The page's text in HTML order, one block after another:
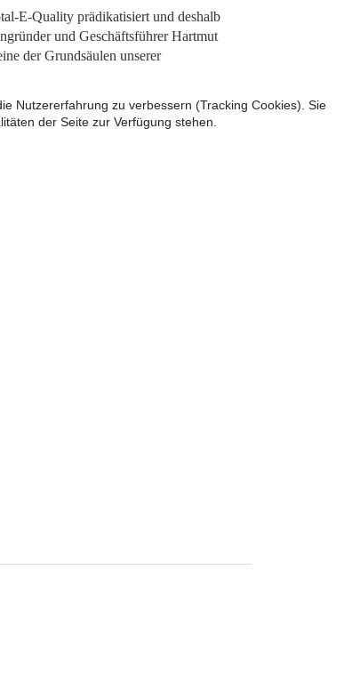
E-Quality prädikatisiert und deshalb
und Geschäftsführer Hartmut
der Grundsäulen unserer
Nutzererfahrung zu verbessern (Tracking Cookies). Sie
der Seite zur Verfügung stehen.